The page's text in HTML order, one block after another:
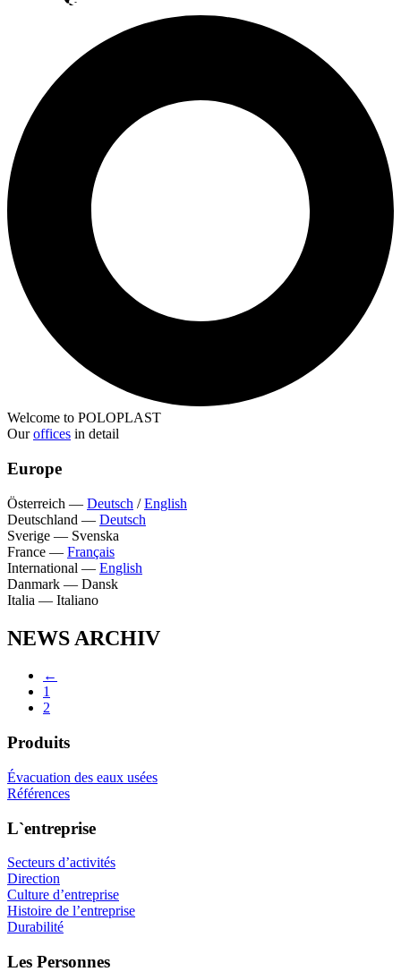
Welcome to POLOPLAST
Ouroffices in detail
Europe
Österreich — Deutsch /English
Deutschland — Deutsch
Sverige — Svenska
France — Français
International — English
Danmark — Dansk
Italia — Italiano
NEWS ARCHIV
←
1
2
Produits
Évacuation des eaux usées
Références
L`entreprise
Secteurs d’activités
Direction
Culture d’entreprise
Histoire de l’entreprise
Durabilité
Les Personnes